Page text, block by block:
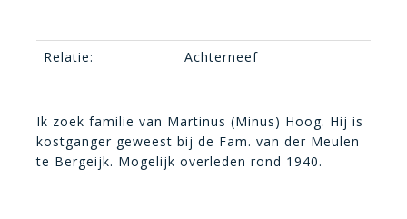
Relatie: Achterneef
Ik zoek familie van Martinus (Minus) Hoog. Hij is
kostganger geweest bij de Fam. van der Meulen
te Bergeijk. Mogelijk overleden rond 1940.